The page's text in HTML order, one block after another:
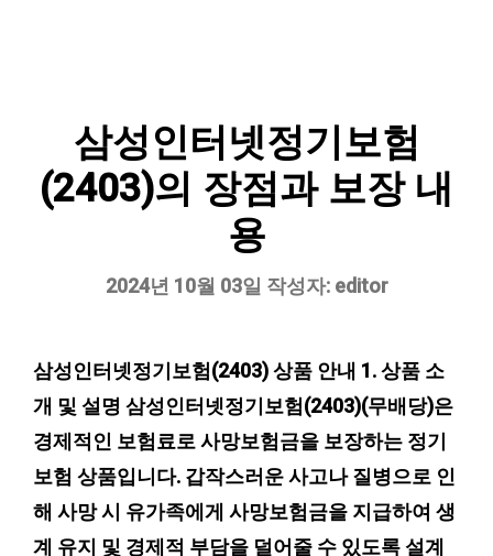
삼성인터넷정기보험
(2403)의 장점과 보장 내
용
2024년 10월 03일 작성자: editor
삼성인터넷정기보험(2403) 상품 안내 1. 상품 소
개 및 설명 삼성인터넷정기보험(2403)(무배당)은
경제적인 보험료로 사망보험금을 보장하는 정기
보험 상품입니다. 갑작스러운 사고나 질병으로 인
해 사망 시 유가족에게 사망보험금을 지급하여 생
계 유지 및 경제적 부담을 덜어줄 수 있도록 설계